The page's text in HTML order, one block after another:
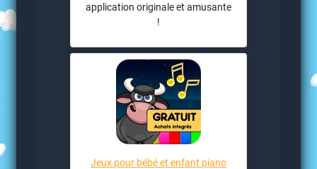
application originale et amusante
!
Jeux pour bébé et enfant piano